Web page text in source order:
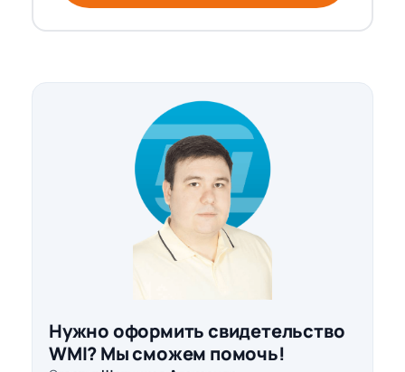
Нужно оформить свидетельство
WMI? Мы сможем помочь!